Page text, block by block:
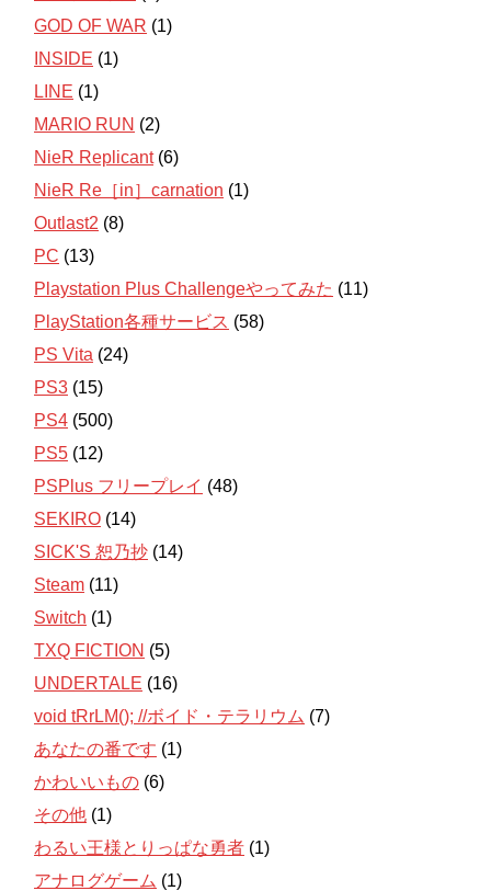
GOD OF WAR (1)
INSIDE (1)
LINE (1)
MARIO RUN (2)
NieR Replicant(6)
NieR Re［in］carnation (1)
Outlast2 (8)
PC (13)
Playstation Plus Challengeやってみた (11)
PlayStation各種サービス (58)
PS Vita (24)
PS3 (15)
PS4 (500)
PS5 (12)
PSPlus フリープレイ (48)
SEKIRO (14)
SICK'S 恕乃抄 (14)
Steam (11)
Switch (1)
TXQ FICTION (5)
UNDERTALE (16)
void tRrLM(); //ボイド・テラリウム (7)
あなたの番です (1)
かわいいもの (6)
その他 (1)
わるい王様とりっぱな勇者 (1)
アナログゲーム (1)